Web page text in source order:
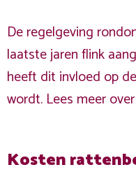
De regelgeving
laatste jaren flink
heeft dit invloed op
wordt. Lees meer
Kosten